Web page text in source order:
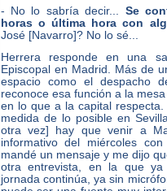
- No lo sabría decir... Se
horas o última hora con
José [Navarro]? No lo sé...
Herrera responde en una
Episcopal en Madrid. Más de
espacio como el despacho
reconoce esa función a la
en lo que a la capital
medida de lo posible en
otra vez] hay que venir a
informativo del miércoles
mandé un mensaje y me dijo
otra entrevista, en la que
jornada continúa, ya sin